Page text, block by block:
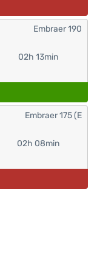
02h 13min
Embraer 190
02h 08min
Embraer 175 (E